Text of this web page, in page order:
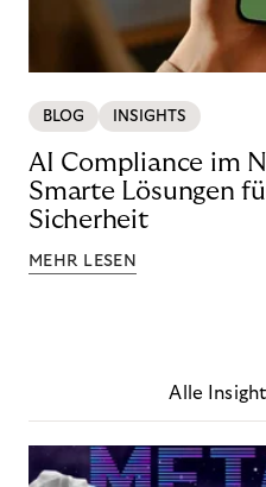
BLOG INSIGHTS
AI Compliance im
Smarte Lösungen
Sicherheit
MEHR LESEN
Alle